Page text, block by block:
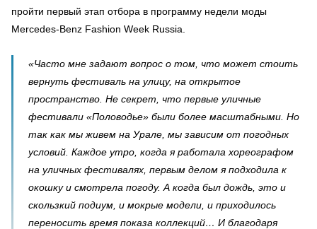
пройти первый этап отбора в программу недели моды
Mercedes-Benz Fashion Week Russia.
«Часто мне задают вопрос о том, что может стоить
вернуть фестиваль на улицу, на открытое
пространство. Не секрет, что первые уличные
фестивали «Половодье» были более масштабными. Но
так как мы живем на Урале, мы зависим от погодных
условий. Каждое утро, когда я работала хореографом
на уличных фестивалях, первым делом я подходила к
окошку и смотрела погоду. А когда был дождь, это и
скользкий подиум, и мокрые модели, и приходилось
переносить время показа коллекций… И благодаря